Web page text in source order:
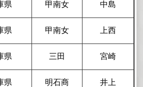
県 甲南女 中島
県 甲南女 上西
県 三田 宮崎
県 明石商 井上